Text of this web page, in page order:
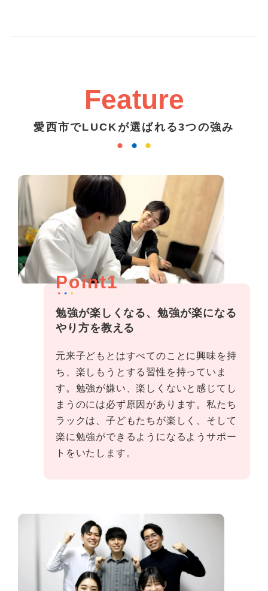
Feature
愛西市でLUCKが選ばれる3つの強み
Point1
勉強が楽しくなる、勉強が楽になる
やり方を教える
元来子どもとはすべてのことに興味を持
ち、楽しもうとする習性を持っていま
す。勉強が嫌い、楽しくないと感じてし
まうのには必ず原因があります。私たち
ラックは、子どもたちが楽しく、そして
楽に勉強ができるようになるようサポー
トをいたします。